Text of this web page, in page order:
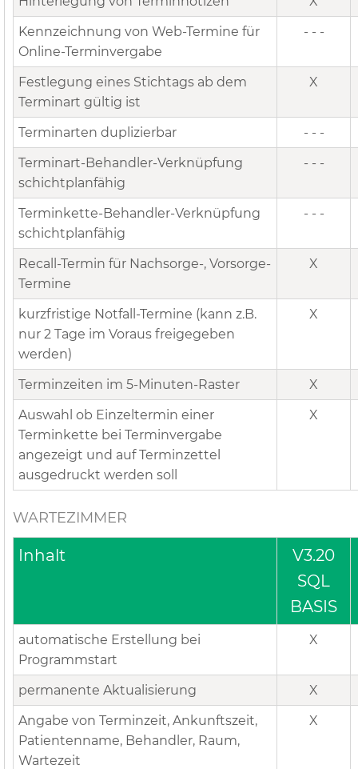
Kennzeichnung von Web-Termine für
Online-Terminvergabe
- - -
Festlegung eines Stichtags ab dem
Terminart gültig ist
X
Terminarten duplizierbar
- - -
Terminart-Behandler-Verknüpfung
schichtplanfähig
- - -
Terminkette-Behandler-Verknüpfung
schichtplanfähig
- - -
Recall-Termin für Nachsorge-, Vorsorge-
Termine
X
kurzfristige Notfall-Termine (kann z.B.
nur 2 Tage im Voraus freigegeben
werden)
X
Terminzeiten im 5-Minuten-Raster
X
Auswahl ob Einzeltermin einer
Terminkette bei Terminvergabe
angezeigt und auf Terminzettel
ausgedruckt werden soll
X
WARTEZIMMER
Inhalt
V3.20
SQL
BASIS
automatische Erstellung bei
Programmstart
X
permanente Aktualisierung
X
Angabe von Terminzeit, Ankunftszeit,
Patientenname, Behandler, Raum,
Wartezeit
X